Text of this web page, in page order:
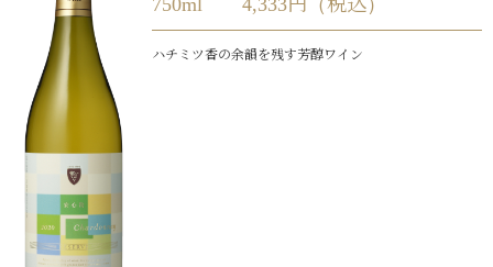
750ml 4,333円（税込）
ハチミツ香の余韻を残す芳醇ワイン